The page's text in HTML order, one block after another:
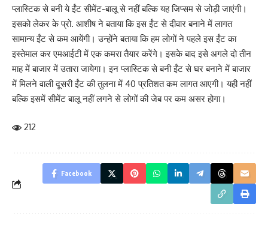
प्लास्टिक से बनी ये ईंट सीमेंट-बालू से नहीं बल्कि यह जिप्सम से जोड़ी जाएंगी।
इसको लेकर के प्रो. आशीष ने बताया कि इस ईंट से दीवार बनाने में लागत
सामान्य ईंट से कम आयेंगी। उन्होंने बताया कि हम लोगों ने पहले इस ईंट का
इस्तेमाल कर एमआईटी में एक कमरा तैयार करेंगे। इसके बाद इसे अगले दो तीन
माह में बाजार में उतारा जायेगा। इन प्लास्टिक से बनी ईंट से घर बनाने में बाजार
में मिलने वाली दूसरी ईंट की तुलना में 40 प्रतिशत कम लागत आएगी। यही नहीं
बल्कि इसमें सीमेंट बालू नहीं लगने से लोगों की जेब पर कम असर होगा।
212
Facebook